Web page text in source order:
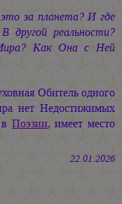
за планета? И где
другой реальности?
Как Она с Ней
Обитель одного
нет Недостижимых
Поэзии, имеет место
22.01.2026